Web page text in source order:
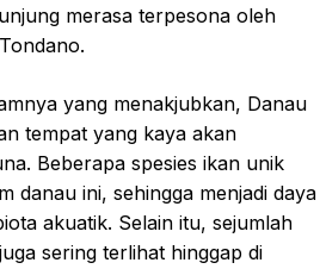
merasa terpesona oleh
yang menakjubkan, Danau
tempat yang kaya akan
Beberapa spesies ikan unik
danau ini, sehingga menjadi daya
akuatik. Selain itu, sejumlah
sering terlihat hinggap di